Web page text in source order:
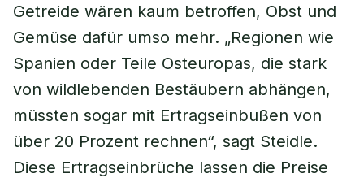
Getreide wären kaum betroffen, Obst und
Gemüse dafür umso mehr. „Regionen wie
Spanien oder Teile Osteuropas, die stark
von wildlebenden Bestäubern abhängen,
müssten sogar mit Ertragseinbußen von
über 20 Prozent rechnen“, sagt Steidle.
Diese Ertragseinbrüche lassen die Preise